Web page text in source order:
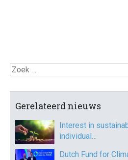
Zoek
Gerelateerd nieuws
Interest in
individual…
Dutch Fund for